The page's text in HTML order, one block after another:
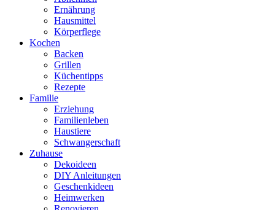
Ernährung
Hausmittel
Körperflege
Kochen
Backen
Grillen
Küchentipps
Rezepte
Familie
Erziehung
Familienleben
Haustiere
Schwangerschaft
Zuhause
Dekoideen
DIY Anleitungen
Geschenkideen
Heimwerken